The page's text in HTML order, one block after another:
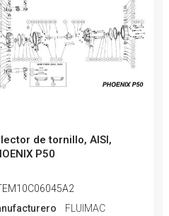
de tornillo, AISI,
P50
FLUIMAC